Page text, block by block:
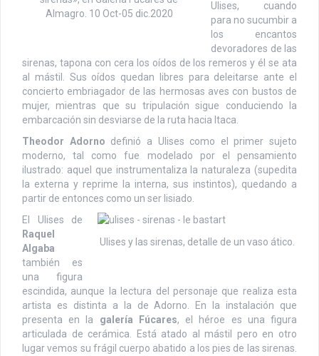
Almagro. 10 Oct-05 dic.2020
Ulises, cuando
para no sucumbir a
los encantos
devoradores de las
sirenas, tapona con cera los oídos de los remeros y él se ata
al mástil. Sus oídos quedan libres para deleitarse ante el
concierto embriagador de las hermosas aves con bustos de
mujer, mientras que su tripulación sigue conduciendo la
embarcación sin desviarse de la ruta hacia Itaca.
Theodor Adorno definió a Ulises como el primer sujeto
moderno, tal como fue modelado por el pensamiento
ilustrado: aquel que instrumentaliza la naturaleza (supedita
la externa y reprime la interna, sus instintos), quedando a
partir de entonces como un ser lisiado.
Ulises y las sirenas, detalle de un vaso ático.
El Ulises de
Raquel
Algaba
también es
una figura
escindida, aunque la lectura del personaje que realiza esta
artista es distinta a la de Adorno. En la instalación que
presenta en la galería Fúcares, el héroe es una figura
articulada de cerámica. Está atado al mástil pero en otro
lugar vemos su frágil cuerpo abatido a los pies de las sirenas.